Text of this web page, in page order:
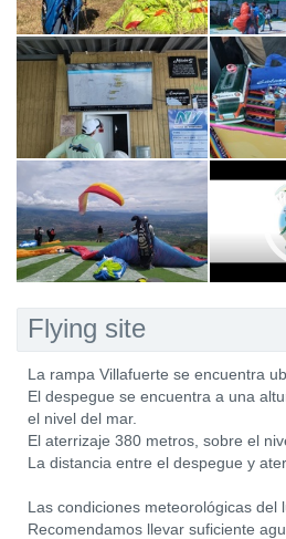
Flying site
La rampa Villafuerte se encuentra
El despegue se encuentra a una
el nivel del mar.
El aterrizaje 380 metros, sobre el
La distancia entre el despegue y
Las condiciones meteorológicas
Recomendamos llevar suficiente